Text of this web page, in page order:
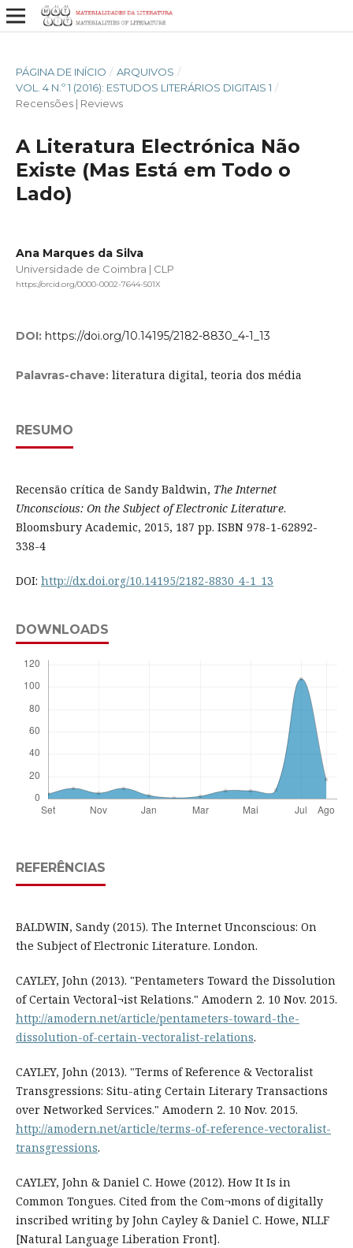
PÁGINA DE INÍCIO / ARQUIVOS /
VOL. 4 N.º 1 (2016): ESTUDOS LITERÁRIOS DIGITAIS 1 /
Recensões | Reviews
A Literatura Electrónica Não
Existe (Mas Está em Todo o
Lado)
Ana Marques da Silva
Universidade de Coimbra | CLP
https://orcid.org/0000-0002-7644-501X
DOI: https://doi.org/10.14195/2182-8830_4-1_13
Palavras-chave: literatura digital, teoria dos média
RESUMO
Recensão crítica de Sandy Baldwin, The Internet
Unconscious: On the Subject of Electronic Literature.
Bloomsbury Academic, 2015, 187 pp. ISBN 978-1-62892-
338-4
DOI: http://dx.doi.org/10.14195/2182-8830_4-1_13
DOWNLOADS
REFERÊNCIAS
BALDWIN, Sandy (2015). The Internet Unconscious: On
the Subject of Electronic Literature. London.
CAYLEY, John (2013). "Pentameters Toward the Dissolution
of Certain Vectoral¬ist Relations." Amodern 2. 10 Nov. 2015.
http://amodern.net/article/pentameters-toward-the-
dissolution-of-certain-vectoralist-relations.
CAYLEY, John (2013). "Terms of Reference & Vectoralist
Transgressions: Situ-ating Certain Literary Transactions
over Networked Services." Amodern 2. 10 Nov. 2015.
http://amodern.net/article/terms-of-reference-vectoralist-
transgressions.
CAYLEY, John & Daniel C. Howe (2012). How It Is in
Common Tongues. Cited from the Com¬mons of digitally
inscribed writing by John Cayley & Daniel C. Howe, NLLF
[Natural Language Liberation Front].